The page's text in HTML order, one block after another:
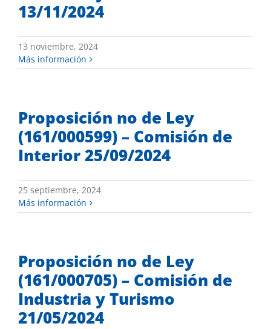
13/11/2024
13 noviembre, 2024
Más información
Proposición no de Ley
(161/000599) – Comisión de
Interior 25/09/2024
25 septiembre, 2024
Más información
Proposición no de Ley
(161/000705) – Comisión de
Industria y Turismo
21/05/2024